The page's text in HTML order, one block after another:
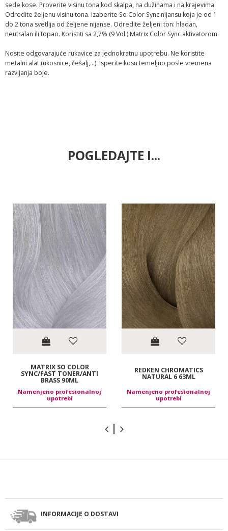
sede kose. Proverite visinu tona kod skalpa, na dužinama i na krajevima.
Odredite željenu visinu tona. Izaberite So Color Sync nijansu koja je od 1
do 2 tona svetlija od željene nijanse. Odredite željeni ton: hladan,
neutralan ili topao. Koristiti sa 2,7% (9 Vol.) Matrix Color Sync aktivatorom.
Nosite odgovarajuće rukavice za jednokratnu upotrebu. Ne koristite
metalni alat (ukosnice, češalj,...). Isperite kosu temeljno posle vremena
razvijanja boje.
POGLEDAJTE I...
MATRIX SO COLOR
SYNC/FAST TONER/ANTI
BRASS 90ML
Namenjeno profesionalnoj
upotrebi
REDKEN CHROMATICS
NATURAL 6 63ML
Namenjeno profesionalnoj
upotrebi
INFORMACIJE O DOSTAVI